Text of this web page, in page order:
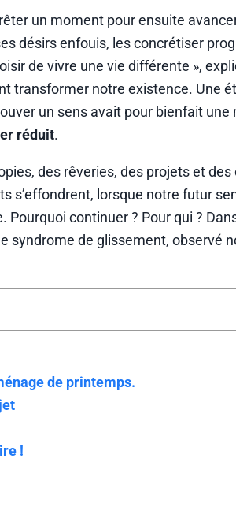
un moment pour ensuite
désirs enfouis, les concrétiser
de vivre une vie différente »,
transformer notre existence. Une
un sens avait pour bienfait
réduit.
des rêveries, des projets et
s’effondrent, lorsque notre futur
continuer ? Pour qui ?
syndrome de glissement, observé
de printemps.
!